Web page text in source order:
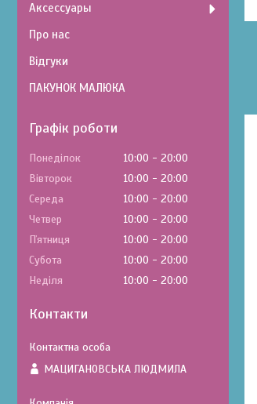
Аксессуары
Про нас
Відгуки
ПАКУНОК МАЛЮКА
Графік роботи
Понеділок 10:00
20:00
Вівторок
10:00
20:00
Середа
10:00
20:00
Четвер
10:00
20:00
Пʼятниця
10:00
20:00
Субота
10:00
20:00
Неділя
10:00 20:00
Контакти
МАЦИГАНОВСЬКА ЛЮДМИЛА